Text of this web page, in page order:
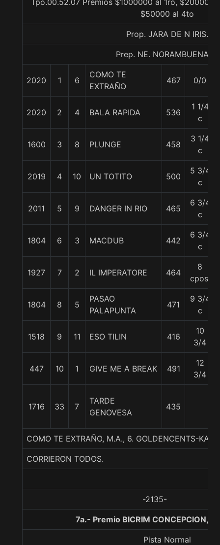
Tpo.00.52.07 Premios $1000000 al 1ro, $200000
$50000 al 4to
Prop. JARA DE N IRIS.
Prep. NE. NORAMBUENA B.
2020 1 6
COMO TE
EXTRAÑO
467 0/0
2020 2 4 BALA RAPIDA 536
1 1/4
c
1600 3 8 PLUNGE 458
3 1/4
c
2019 4 10 UN TOTITO 500
5 3/4
c
2011 5 9 DANGER IN RIO 465
6 3/4
c
1804 6 3 MACDUB 442
6 3/4
c
1927 7 2 IL IMPERATORE 464
8
cpos.
1804 8 5
PASAO
PALAPUNTA
471
9 3/4
c
1518 9 11 ESO TILIN 416
10
3/4
447 10 1 GIVE ME A BREAK 491
12
3/4
1716 33 7
TARDE
GENOVESA
435
COMO TE EXTRAÑO, M.A., 6. GOLDENCENTS-KA
CORRIERON TODOS.
-2135-
7a.- Premio BICRIM CONCEPCION,
Pista Normal